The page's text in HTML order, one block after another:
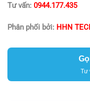
Tư vấn: 0944.177.435
Phân phối bởi: HHN
Tư